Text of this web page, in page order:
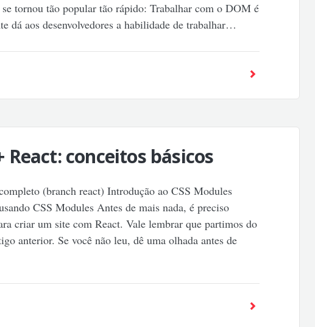
se tornou tão popular tão rápido: Trabalhar com o DOM é
dá aos desenvolvedores a habilidade de trabalhar…
React: conceitos básicos
(branch react) Introdução ao CSS Modules
CSS Modules Antes de mais nada, é preciso
criar um site com React. Vale lembrar que partimos do
anterior. Se você não leu, dê uma olhada antes de